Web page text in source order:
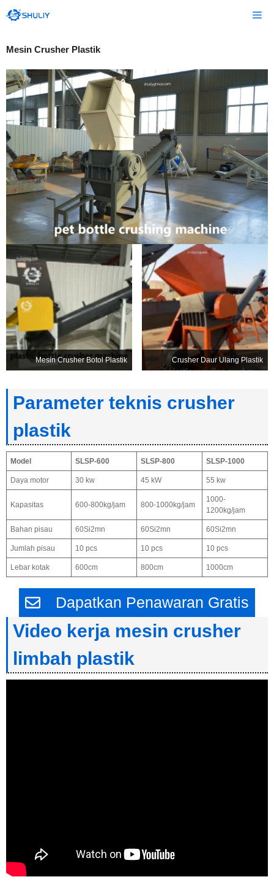
ke
Mesin Crusher Plastik
Mesin Crusher Botol Plastik Crusher Daur Ulang Plastik
Parameter teknis crusher
plastik
Model SLSP-600 SLSP-800 SLSP-1000
Daya motor 30 kw 45 kW 55 kw
Kapasitas 600-800kg/jam 800-1000kg/jam
1000-
1200kg/jam
Bahan pisau 60Si2mn 60Si2mn 60Si2mn
Jumlah pisau 10 pcs 10 pcs 10 pcs
Lebar kotak 600cm 800cm 1000cm
Dapatkan Penawaran Gratis
Video kerja mesin crusher
limbah plastik